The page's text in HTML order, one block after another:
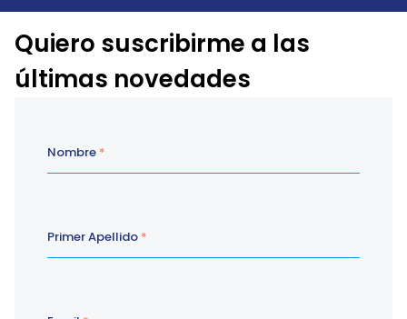
Quiero suscribirme a las
últimas novedades